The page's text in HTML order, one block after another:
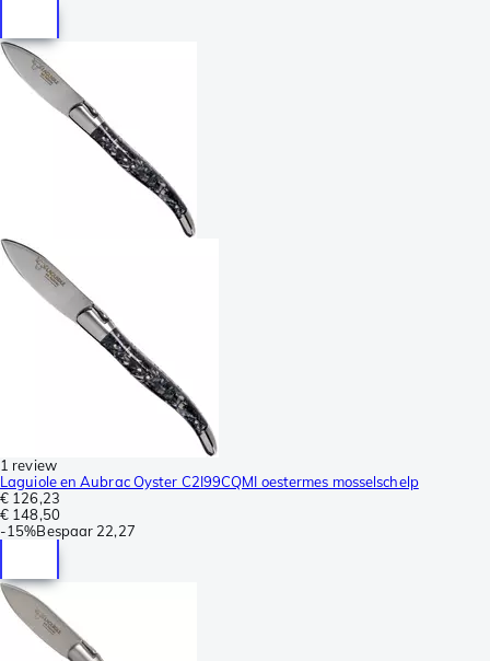
1 review
Laguiole en Aubrac Oyster C2I99CQMI oestermes mosselschelp
€ 126,23
€ 148,50
-15%Bespaar 22,27